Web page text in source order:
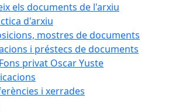
els documents de l'arxiu
d'arxiu
mostres de documents
i préstecs de documents
Fons privat Oscar Yuste
i xerrades